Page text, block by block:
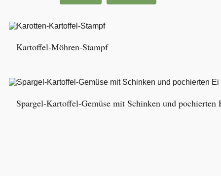
Kartoffel-Möhren-Stampf
Spargel-Kartoffel-Gemüse mit Schinken und pochierten